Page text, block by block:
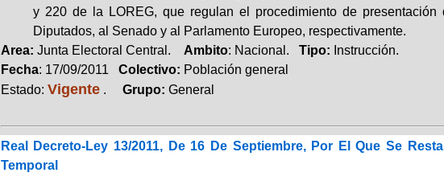
y 220 de la LOREG, que regulan el procedimiento de
Diputados, al Senado y al Parlamento Europeo, respectivamente.
Area: Junta Electoral Central. Ambito: Nacional. Tipo: Instrucción.
Fecha: 17/09/2011 Colectivo: Población general
Estado: Vigente. Grupo: General
Real Decreto-Ley 13/2011, De 16 De Septiembre, Por El Que Se
Temporal